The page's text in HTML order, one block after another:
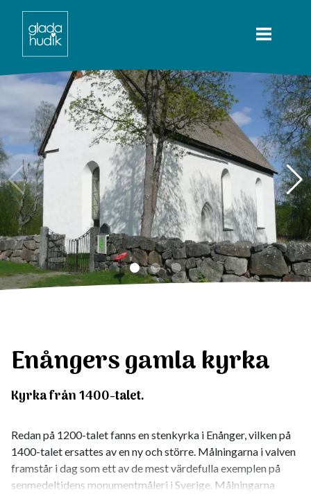
Enångers gamla kyrka
Kyrka från 1400-talet.
Redan på 1200-talet fanns en stenkyrka i Enånger, vilken på
1400-talet ersattes av en ny och större. Målningarna i valven
framstår i dag som ett av de mest värdefulla exemplen på
senmedeltidens monumentmåleri i Sverige. Målningarna